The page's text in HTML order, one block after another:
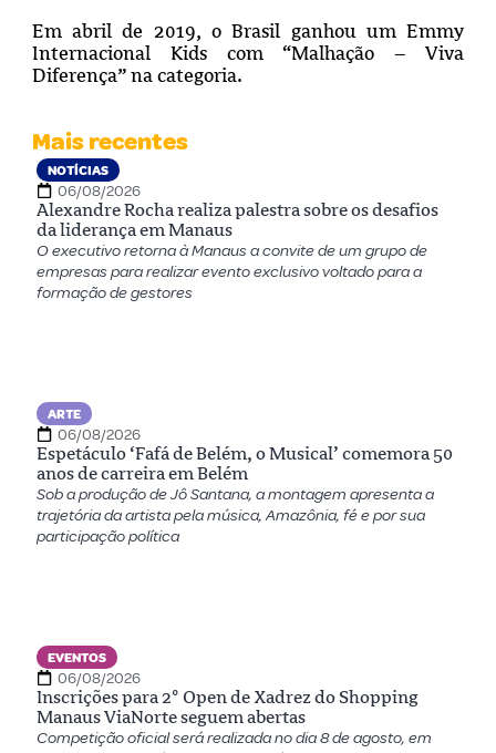
Em abril de 2019, o Brasil ganhou um Emmy
Internacional Kids com “Malhação – Viva
Diferença” na categoria.
Mais recentes
NOTÍCIAS
06/08/2026
Alexandre Rocha realiza palestra sobre os desafios
da liderança em Manaus
O executivo retorna à Manaus a convite de um grupo de
empresas para realizar evento exclusivo voltado para a
formação de gestores
ARTE
06/08/2026
Espetáculo ‘Fafá de Belém, o Musical’ comemora 50
anos de carreira em Belém
Sob a produção de Jô Santana, a montagem apresenta a
trajetória da artista pela música, Amazônia, fé e por sua
participação política
EVENTOS
06/08/2026
Inscrições para 2º Open de Xadrez do Shopping
Manaus ViaNorte seguem abertas
Competição oficial será realizada no dia 8 de agosto, em